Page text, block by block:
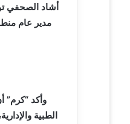
د
ا
ر
أشاد الصحفي
مدير عام
وأكد “كرم”
الطبية